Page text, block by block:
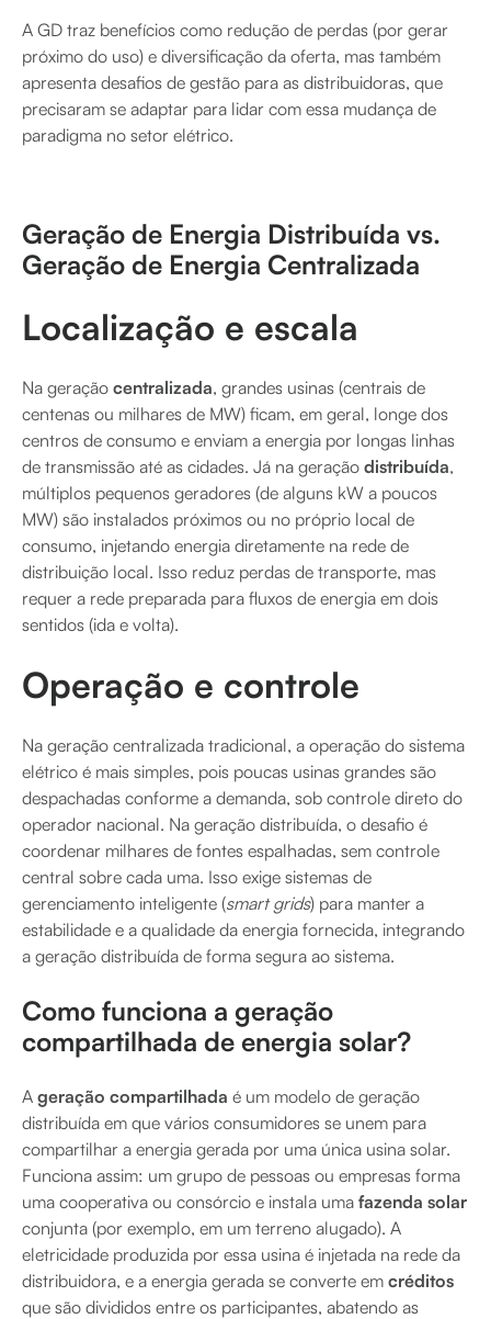
A GD traz benefícios como redução de perdas (por gerar
próximo do uso) e diversificação da oferta, mas também
apresenta desafios de gestão para as distribuidoras, que
precisaram se adaptar para lidar com essa mudança de
paradigma no setor elétrico.
Geração de Energia Distribuída vs.
Geração de Energia Centralizada
Localização e escala
Na geração centralizada, grandes usinas (centrais de
centenas ou milhares de MW) ficam, em geral, longe dos
centros de consumo e enviam a energia por longas linhas
de transmissão até as cidades. Já na geração distribuída,
múltiplos pequenos geradores (de alguns kW a poucos
MW) são instalados próximos ou no próprio local de
consumo, injetando energia diretamente na rede de
distribuição local. Isso reduz perdas de transporte, mas
requer a rede preparada para fluxos de energia em dois
sentidos (ida e volta).
Operação e controle
Na geração centralizada tradicional, a operação do sistema
elétrico é mais simples, pois poucas usinas grandes são
despachadas conforme a demanda, sob controle direto do
operador nacional. Na geração distribuída, o desafio é
coordenar milhares de fontes espalhadas, sem controle
central sobre cada uma. Isso exige sistemas de
gerenciamento inteligente (smart grids) para manter a
estabilidade e a qualidade da energia fornecida, integrando
a geração distribuída de forma segura ao sistema.
Como funciona a geração
compartilhada de energia solar?
A geração compartilhada é um modelo de geração
distribuída em que vários consumidores se unem para
compartilhar a energia gerada por uma única usina solar.
Funciona assim: um grupo de pessoas ou empresas forma
uma cooperativa ou consórcio e instala uma fazenda solar
conjunta (por exemplo, em um terreno alugado). A
eletricidade produzida por essa usina é injetada na rede da
distribuidora, e a energia gerada se converte em créditos
que são divididos entre os participantes, abatendo as